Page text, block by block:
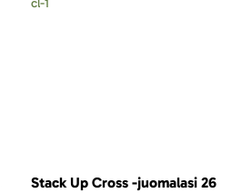
Stack Up Cross -juomalasi 26